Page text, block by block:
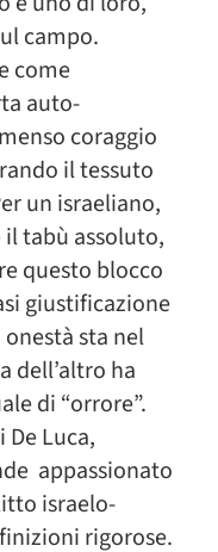
campo.
come
auto-
coraggio
il tessuto
un israeliano,
il tabù assoluto,
questo blocco
giustificazione
sta nel
dell’altro ha
di “orrore”.
Luca,
appassionato
israelo-
rigorose.